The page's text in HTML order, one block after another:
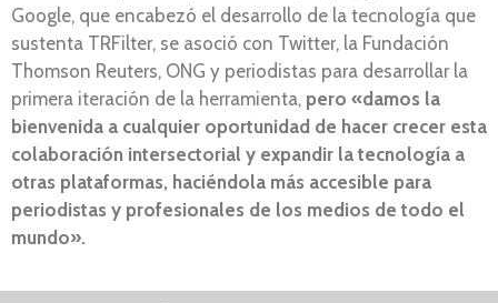
Google, que encabezó el desarrollo de la tecnología que
sustenta TRFilter, se asoció con Twitter, la Fundación
Thomson Reuters, ONG y periodistas para desarrollar la
primera iteración de la herramienta, pero «damos la
bienvenida a cualquier oportunidad de hacer crecer esta
colaboración intersectorial y expandir la tecnología a
otras plataformas, haciéndola más accesible para
periodistas y profesionales de los medios de todo el
mundo».